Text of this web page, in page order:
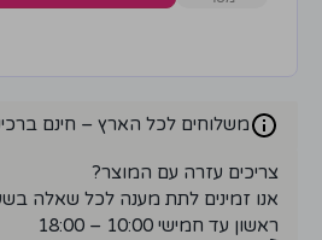
משלוחים לכל הארץ – חינם ברכישה
צריכים עזרה עם המוצר?
אנו זמינים לתת מענה לכל שאלה
ראשון עד חמישי 10:00 – 18:00